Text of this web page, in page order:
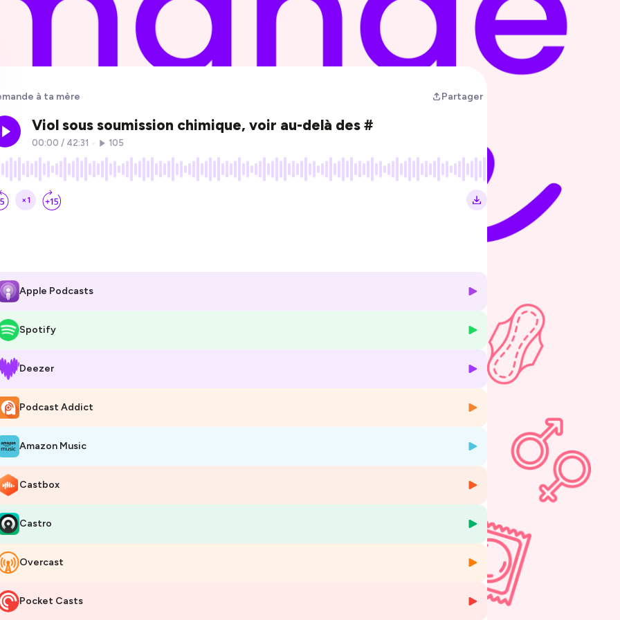
à ta mère Partager
Apple Podcasts
Spotify
Deezer
Podcast Addict
Amazon Music
Castbox
Castro
Overcast
Pocket Casts